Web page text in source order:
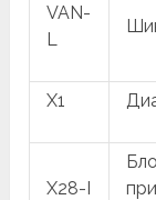
VAN-
L
X1
X28-I